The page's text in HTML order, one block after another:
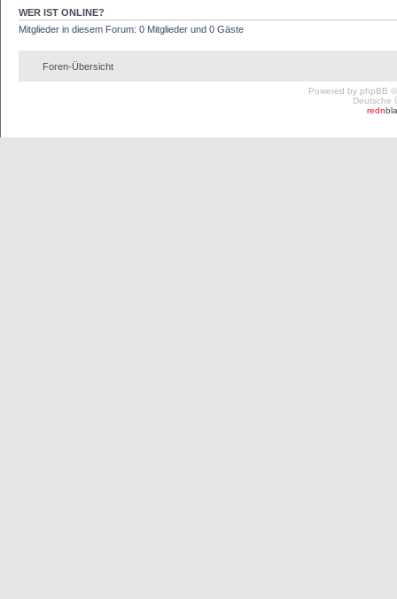
WER IST ONLINE?
Mitglieder in diesem Forum: 0 Mitglieder und 0 Gäste
Foren-Übersicht
Powered by phpBB
Deutsche
redn